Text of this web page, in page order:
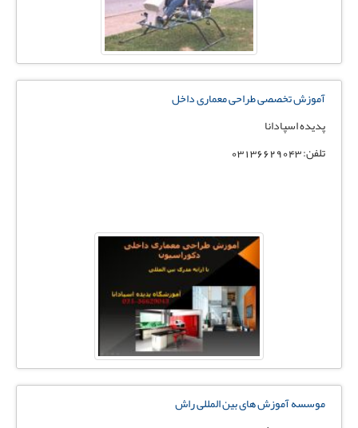
آموزش تخصصی طراحی معماری داخل
پدیده اسپادانا
تلفن: 03136629043
موسسه آموزش های بین المللی راش